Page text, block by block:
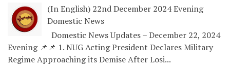
(In English) 22nd December 2024 Evening
Domestic News
Domestic News Updates – December 22, 2024
Evening 📌📌 1. NUG Acting President Declares Military
Regime Approaching its Demise After Losi...